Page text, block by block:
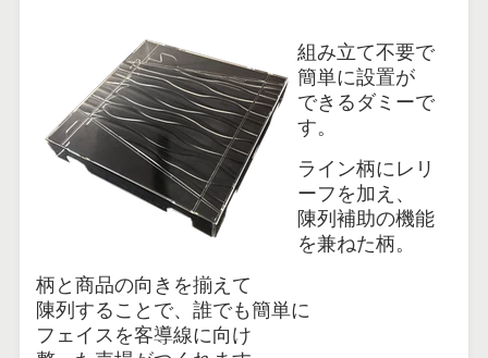
組み立て不要で
簡単に設置が
できるダミーで
す。
ライン柄にレリ
ーフを加え、
陳列補助の機能
を兼ねた柄。
柄と商品の向きを揃えて
陳列することで、誰でも簡単に
フェイスを客導線に向け